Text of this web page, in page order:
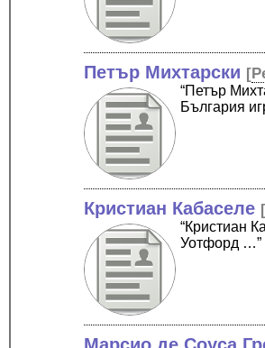
Петър Михтарски [
“Петър
България
Кристиан Кабаселе [
“Кристиан
Уотфорд …”